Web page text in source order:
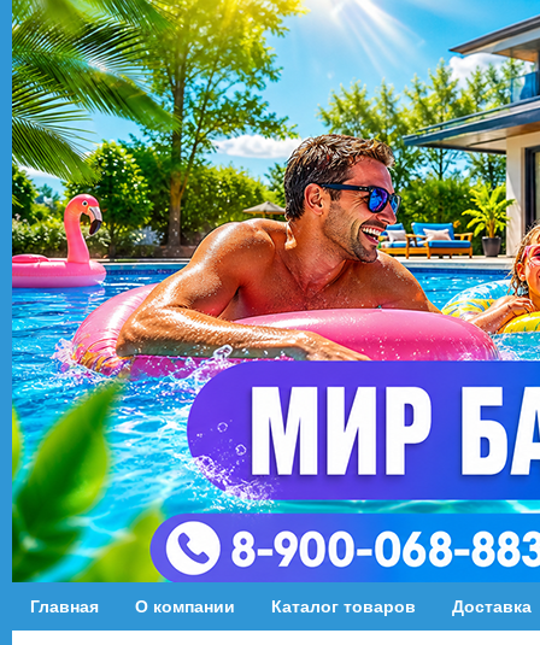
Главная О компании Каталог товаров Доставка